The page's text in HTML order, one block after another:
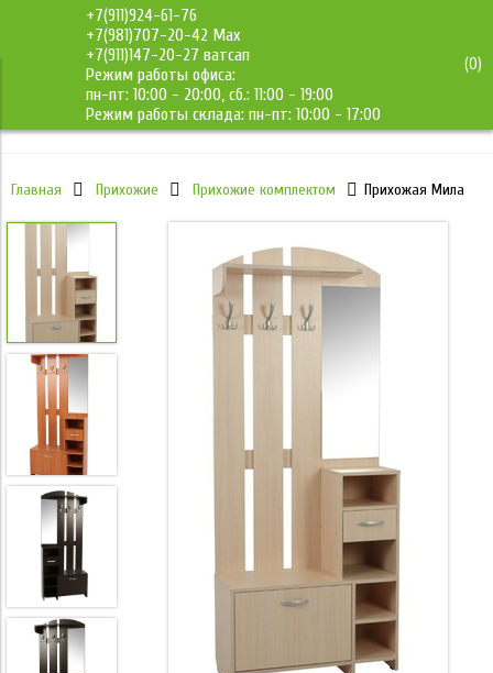
+7(911)924-61-76
+7(981)707-20-42 Max
+7(911)147-20-27 ватсап
Режим работы офиса:
пн-пт: 10:00 - 20:00, сб.: 11:00 - 19:00
Режим работы склада: пн-пт: 10:00 - 17:00
(0)
ДМС-Мебель
Главная Прихожие Прихожие комплектом Прихожая Мила